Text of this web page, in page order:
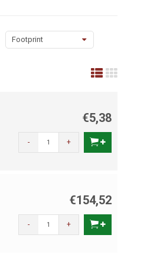
Footprint
€5,38
- +
€154,52
- +